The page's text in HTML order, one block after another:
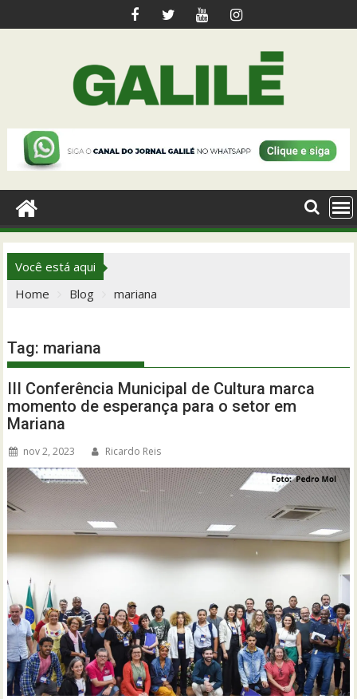
to
Você está aqui
Home
Blog mariana
Tag: mariana
III Conferência Municipal de Cultura marca
momento de esperança para o setor em
Mariana
nov 2, 2023 Ricardo Reis